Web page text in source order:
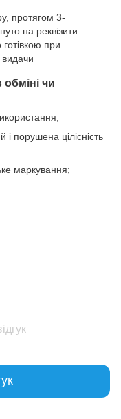
протягом 3-
на реквізити
при
видачи
чи
порушена цілісність
маркування;